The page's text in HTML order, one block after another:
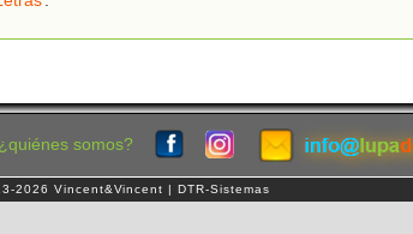
¿quiénes somos?
2026 Vincent&Vincent | DTR-Sistemas